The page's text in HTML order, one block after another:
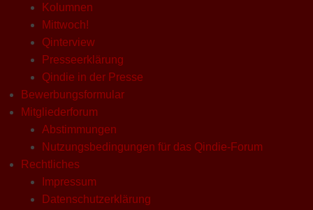
Kolumnen
Mittwoch!
Qinterview
Presseerklärung
Qindie in der Presse
Bewerbungsformular
Mitgliederforum
Abstimmungen
Nutzungsbedingungen für das Qindie-Forum
Rechtliches
Impressum
Datenschutzerklärung